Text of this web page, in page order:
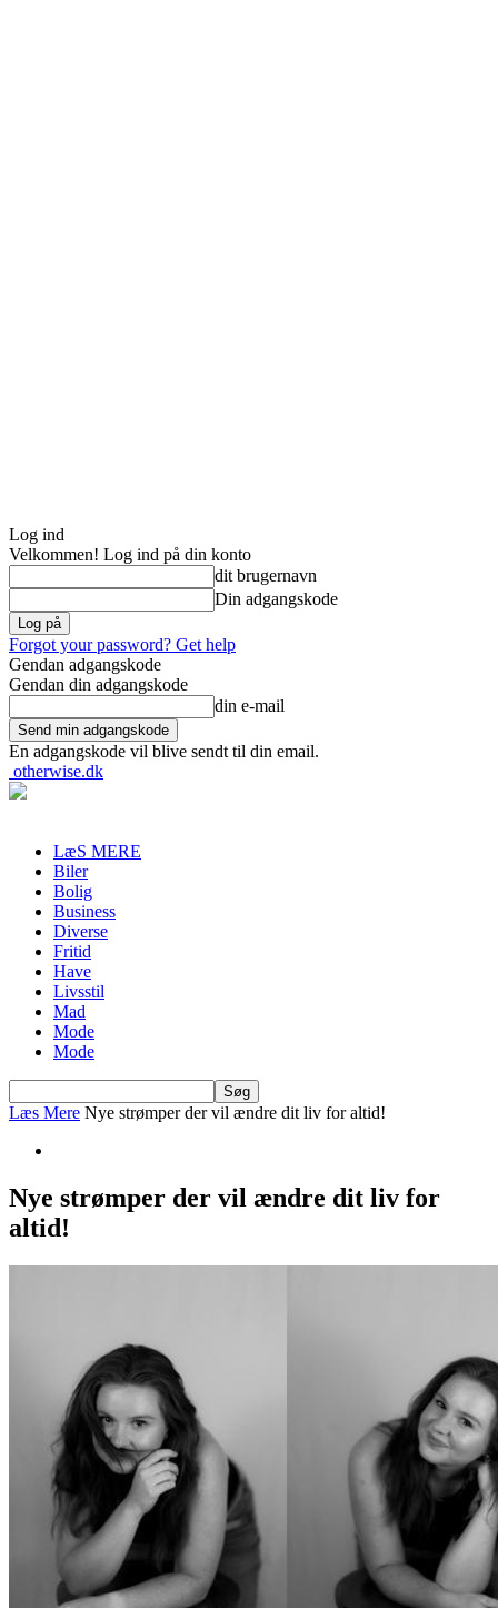
Log ind
Velkommen! Log ind på din konto
dit brugernavn
Din adgangskode
Forgot your password? Get help
Gendan adgangskode
Gendan din adgangskode
din e-mail
En adgangskode vil blive sendt til din email.
otherwise.dk
LæS MERE
Biler
Bolig
Business
Diverse
Fritid
Have
Livsstil
Mad
Mode
Mode
Læs Mere Nye strømper der vil ændre dit liv for altid!
Nye strømper der vil ændre dit liv for
altid!